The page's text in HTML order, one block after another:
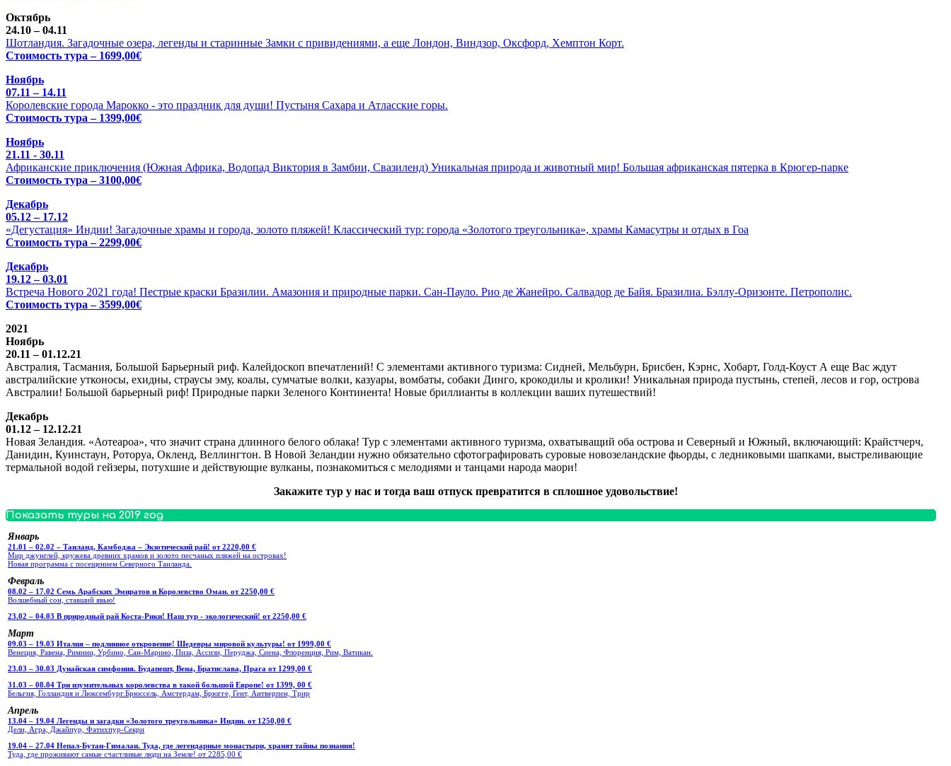
Октябрь
24.10 – 04.11
Шотландия. Загадочные озера, легенды и старинные Замки с привидениями, а еще Лондон, Виндзор, Оксфорд, Хемптон Корт.
Стоимость тура – 1699,00€
Ноябрь
07.11 – 14.11
Королевские города Марокко - это праздник для души! Пустыня Сахара и Атласские горы.
Стоимость тура – 1399,00€
Ноябрь
21.11 - 30.11
Африканские приключения (Южная Африка, Водопад Виктория в Замбии, Свазиленд) Уникальная природа и животный мир! Большая африканская пятерка в Крюгер-парке
Стоимость тура – 3100,00€
Декабрь
05.12 – 17.12
«Дегустация» Индии! Загадочные храмы и города, золото пляжей! Классический тур: города «Золотого треугольника», храмы Камасутры и отдых в Гоа
Стоимость тура – 2299,00€
Декабрь
19.12 – 03.01
Встреча Нового 2021 года! Пестрые краски Бразилии. Амазония и природные парки. Сан-Пауло. Рио де Жанейро. Салвадор де Байя. Бразилиа. Бэллу-Оризонте. Петрополис.
Стоимость тура – 3599,00€
2021
Ноябрь
20.11 – 01.12.21
Австралия, Тасмания, Большой Барьерный риф. Калейдоскоп впечатлений! С элементами активного туризма: Сидней, Мельбурн, Брисбен, Кэрнс, Хобарт, Голд-Коуст А еще Вас ждут
австралийские утконосы, ехидны, страусы эму, коалы, сумчатые волки, казуары, вомбаты, собаки Динго, крокодилы и кролики! Уникальная природа пустынь, степей, лесов и гор, острова
Австралии! Большой барьерный риф! Природные парки Зеленого Континента! Новые бриллианты в коллекции ваших путешествий!
Декабрь
01.12 – 12.12.21
Новая Зеландия. «Аотеароа», что значит страна длинного белого облака! Тур с элементами активного туризма, охватыващий оба острова и Северный и Южный, включающий: Крайстчерч,
Данидин, Куинстаун, Роторуа, Окленд, Веллингтон. В Новой Зеландии нужно обязательно сфотографировать суровые новозеландские фьорды, с ледниковыми шапками, выстреливающие
термальной водой гейзеры, потухшие и действующие вулканы, познакомиться с мелодиями и танцами народа маори!
Закажите тур у нас и тогда ваш отпуск превратится в сплошное удовольствие!
Показать туры на 2019 год
Январь
21.01 – 02.02 – Таиланд, Камбоджа – Экзотический рай! от 2220,00 €
Мир джунглей, кружева древних храмов и золото песчаных пляжей на островах!
Новая программа с посещением Северного Таиланда.
Февраль
08.02 – 17.02 Семь Арабских Эмиратов и Королевство Оман. от 2250,00 €
Волшебный сон, ставший явью!
23.02 – 04.03 В природный рай Коста-Рики! Наш тур - экологический! от 2250,00 €
Март
09.03 – 19.03 Италия – подлинное откровение! Шедевры мировой культуры! от 1999,00 €
Венеция, Равена, Римини, Урбино, Сан-Марино, Пиза, Ассизи, Перуджа, Сиена, Флоренция, Рим, Ватикан.
23.03 – 30.03 Дунайская симфония. Будапешт, Вена, Братислава, Прага от 1299,00 €
31.03 – 08.04 Три изумительных королевства в такой большой Европе! от 1399, 00 €
Бельгия, Голландия и Люксембург.Брюссель, Амстердам, Брюгге, Гент, Антверпен, Трир
Апрель
13.04 – 19.04 Легенды и загадки «Золотого треугольника» Индии. от 1250,00 €
Дели, Агра, Джайпур, Фатихпур-Секри
19.04 – 27.04 Непал-Бутан-Гималаи. Туда, где легендарные монастыри, хранят тайны познания!
Туда, где проживают самые счастливые люди на Земле! от 2285,00 €